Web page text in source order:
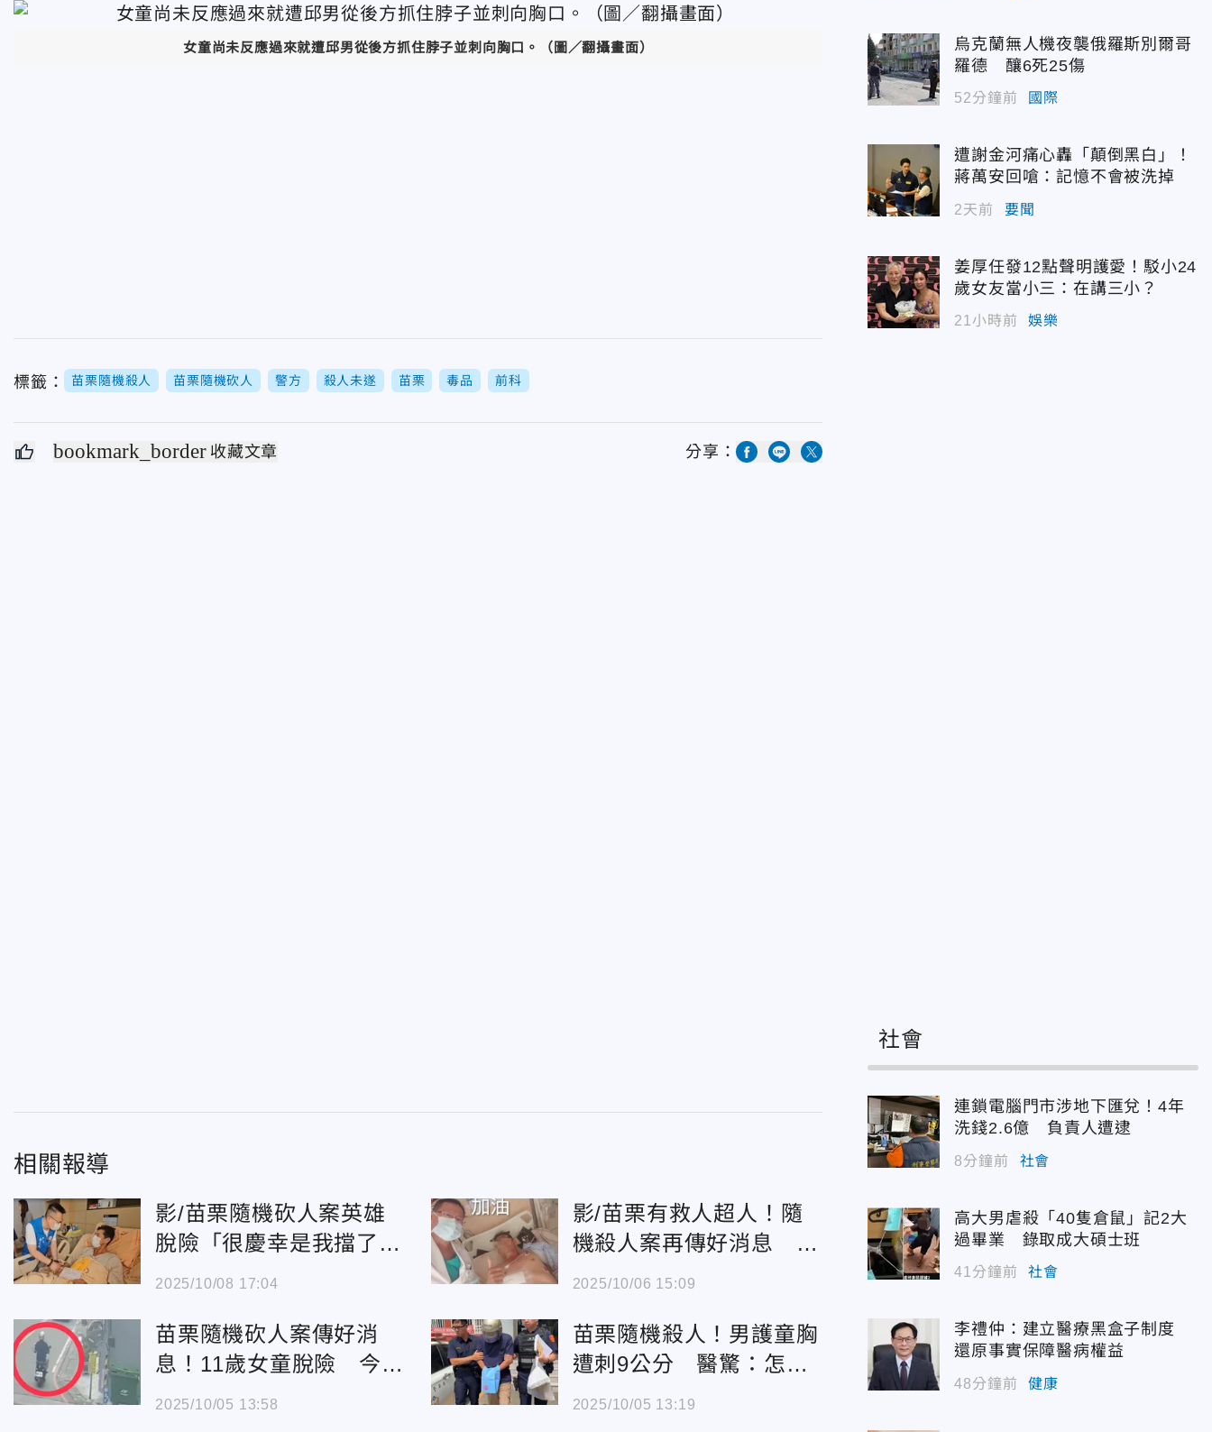
女童尚未反應過來就遭邱男從後方抓住脖子並刺向胸口 。（圖／翻攝畫面）
標籤： 苗栗隨機殺人 苗栗隨機砍人 警方 殺人未遂 苗栗 毒品 前科
bookmark_border 收藏文章 分享：
相關報導
影/苗栗隨機砍人案英雄
脫險「很慶幸是我擋了這
2刀」！
2025/10/08 17:04
影/苗栗有救人超人！隨
機殺人案再傳好消息 林
男今轉出加護病房
2025/10/06 15:09
苗栗隨機砍人案傳好消
息！11歲女童脫險 今日
轉普通病房
2025/10/05 13:58
苗栗隨機殺人！男護童胸
遭刺9公分 醫驚：怎樣
的深仇大恨
2025/10/05 13:19
烏克蘭無人機夜襲俄羅斯別爾哥
羅德 釀6死25傷
52分鐘前 國際
遭謝金河痛心轟「顛倒黑白」！
蔣萬安回嗆：記憶不會被洗掉
2天前 要聞
姜厚任發12點聲明護愛！駁小24
歲女友當小三：在講三小？
21小時前 娛樂
社會
連鎖電腦門市涉地下匯兌！4年
洗錢2.6億 負責人遭逮
8分鐘前 社會
高大男虐殺「40隻倉鼠」記2大
過畢業 錄取成大碩士班
41分鐘前 社會
李禮仲：建立醫療黑盒子制度
還原事實保障醫病權益
48分鐘前 健康